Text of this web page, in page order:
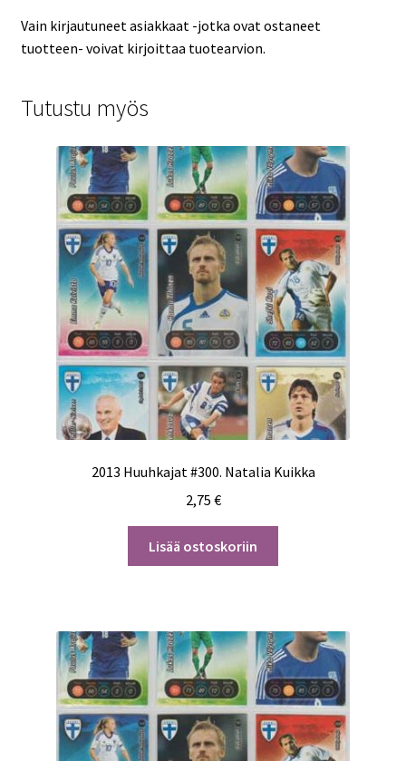
Vain kirjautuneet asiakkaat -jotka ovat ostaneet
tuotteen- voivat kirjoittaa tuotearvion.
Tutustu myös
2013 Huuhkajat #300. Natalia Kuikka
2,75 €
Lisää ostoskoriin